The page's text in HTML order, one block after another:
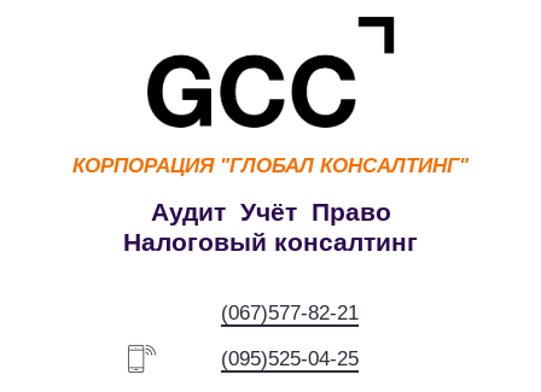
КОРПОРАЦИЯ "ГЛОБАЛ КОНСАЛТИНГ"
Аудит Учёт Право
Налоговый консалтинг
(067)577-82-21
(095)525-04-25